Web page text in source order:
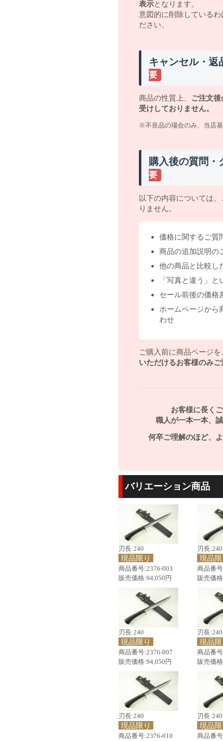
表示となります。
意図的に削除している
ださい。
キャンセル・返
要
商品の性質上、 ご注文
受けしておりません。
※不良品の場合のみ、当店
購入後の質問・
要
以下の内容については
りません。
価格に関するご質
商品の追加説明の
他の商品と比較し
「写真と違う」
セール前後の価格
ホームページから
わせ
ご購入前に商品ページ
いただけるお客様のみ
お客様に長く
職人が一本一本、
何卒ご理解のほど、
バリエーション商品
刃長:240
現品限り
商品番号:2376-003
販売価格:94,050円
刃長:240
現品
商品番
販売価
刃長:240
現品限り
商品番号:2376-007
販売価格:94,050円
刃長:240
現品
商品番
販売価
刃長:240
現品限り
商品番号:2376-010
刃長:240
現品
商品番